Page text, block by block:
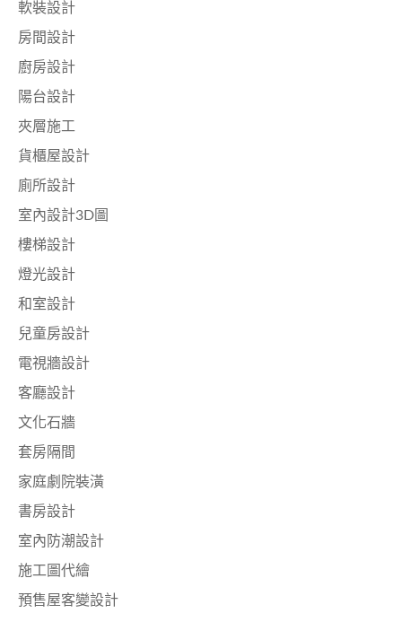
軟裝設計
房間設計
廚房設計
陽台設計
夾層施工
貨櫃屋設計
廁所設計
室內設計3D圖
樓梯設計
燈光設計
和室設計
兒童房設計
電視牆設計
客廳設計
文化石牆
套房隔間
家庭劇院裝潢
書房設計
室內防潮設計
施工圖代繪
預售屋客變設計